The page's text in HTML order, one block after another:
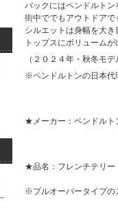
バックにはペンドルト
街中ででもアウトドアで
シルエットは身幅を大
トップスにボリューム
（２０２４年・秋冬モデ
※ペンドルトンの日本代
★メーカー：ペンドルト
★品名：フレンチテリー
※プルオーバータイプの